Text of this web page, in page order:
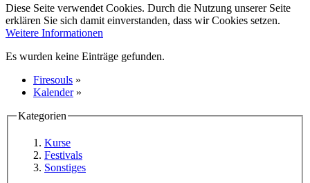
Diese Seite verwendet Cookies. Durch die Nutzung unserer Seite
erklären Sie sich damit einverstanden, dass wir Cookies setzen.
Weitere Informationen
Es wurden keine Einträge gefunden.
Firesouls »
Kalender »
Kategorien
Kurse
Festivals
Sonstiges